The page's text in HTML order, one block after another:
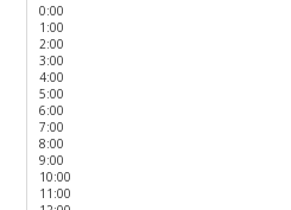
0:00
1:00
2:00
3:00
4:00
5:00
6:00
7:00
8:00
9:00
10:00
11:00